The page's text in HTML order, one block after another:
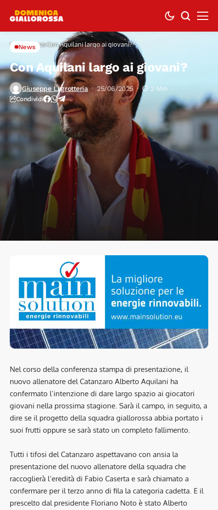
Home News Con Aquilani largo ai giovani?
News
Con Aquilani largo ai giovani?
Giuseppe Lagrotteria 25/06/2025 2 Min
Condividi
Nel corso della conferenza stampa di presentazione, il
nuovo allenatore del Catanzaro Alberto Aquilani ha
confermato l’intenzione di dare largo spazio ai giocatori
giovani nella prossima stagione. Sarà il campo, in seguito, a
dire se il progetto della squadra giallorossa abbia portato i
suoi frutti oppure se sarà stato un completo fallimento.
Tutti i tifosi del Catanzaro aspettavano con ansia la
presentazione del nuovo allenatore della squadra che
raccoglierà l’eredità di Fabio Caserta e sarà chiamato a
confermare per il terzo anno di fila la categoria cadetta. E il
prescelto dal presidente Floriano Noto è stato Alberto